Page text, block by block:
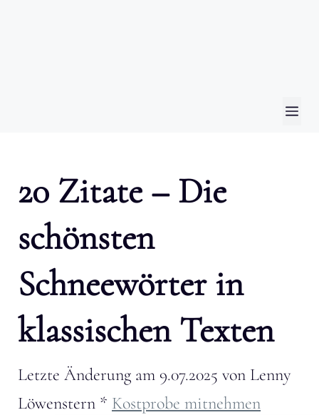
20 Zitate – Die
schönsten
Schneewörter in
klassischen Texten
Letzte Änderung am 9.07.2025 von Lenny
Löwenstern * Kostprobe mitnehmen